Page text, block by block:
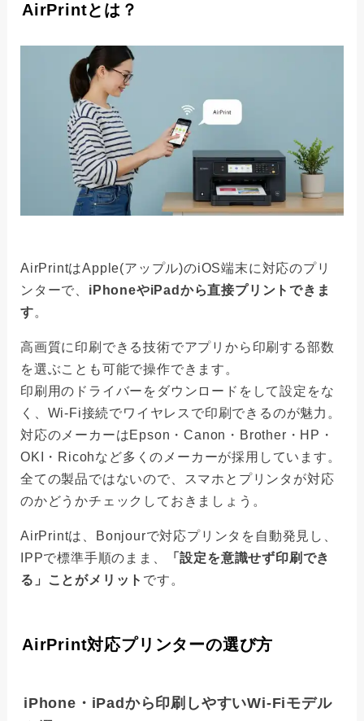
AirPrintとは？
AirPrintはApple(アップル)のiOS端末に対応のプリ
ンターで、 iPhoneやiPadから直接プリントできま
す。
高画質に印刷できる技術でアプリから印刷する部数
を選ぶことも可能で操作できます。
印刷用のドライバーをダウンロードをして設定をな
く、Wi-Fi接続でワイヤレスで印刷できるのが魅力。
対応のメーカーはEpson・Canon・Brother・HP・
OKI・Ricohなど多くのメーカーが採用しています。
全ての製品ではないので、スマホとプリンタが対応
のかどうかチェックしておきましょう。
AirPrintは、Bonjourで対応プリンタを自動発見し、
IPPで標準手順のまま、
「設定を意識せず印刷でき
る」ことがメリット です。
AirPrint対応プリンターの選び方
iPhone・iPadから印刷しやすいWi-Fiモデル